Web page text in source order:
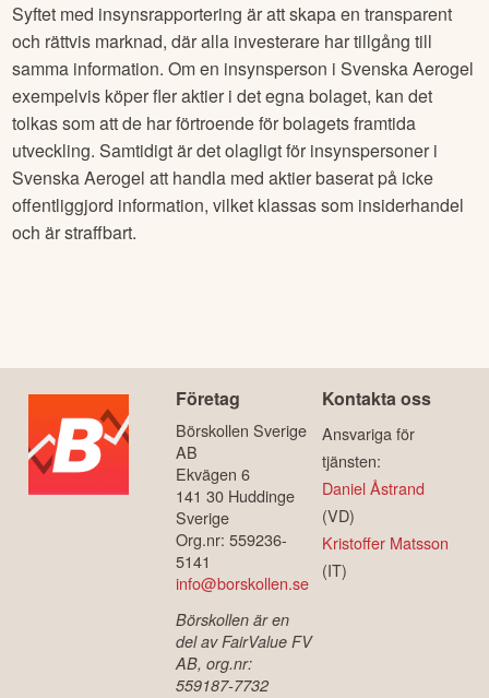
Syftet med insynsrapportering är att skapa en transparent
och rättvis marknad, där alla investerare har tillgång till
samma information. Om en insynsperson iSvenska Aerogel
exempelvis köper fler aktier i det egna bolaget, kan det
tolkas som att de har förtroende för bolagets framtida
utveckling. Samtidigt är det olagligt för insynspersoner i
Svenska Aerogel att handla med aktier baserat på icke
offentliggjord information, vilket klassas som insiderhandel
och är straffbart.
Företag
Börskollen Sverige
AB
Ekvägen 6
141 30 Huddinge
Sverige
Org.nr: 559236-
5141
info@borskollen.se
Börskollen är en
del av FairValue FV
AB, org.nr:
559187-7732
Kontakta oss
Ansvariga för
tjänsten:
Daniel Åstrand
(VD)
Kristoffer Matsson
(IT)